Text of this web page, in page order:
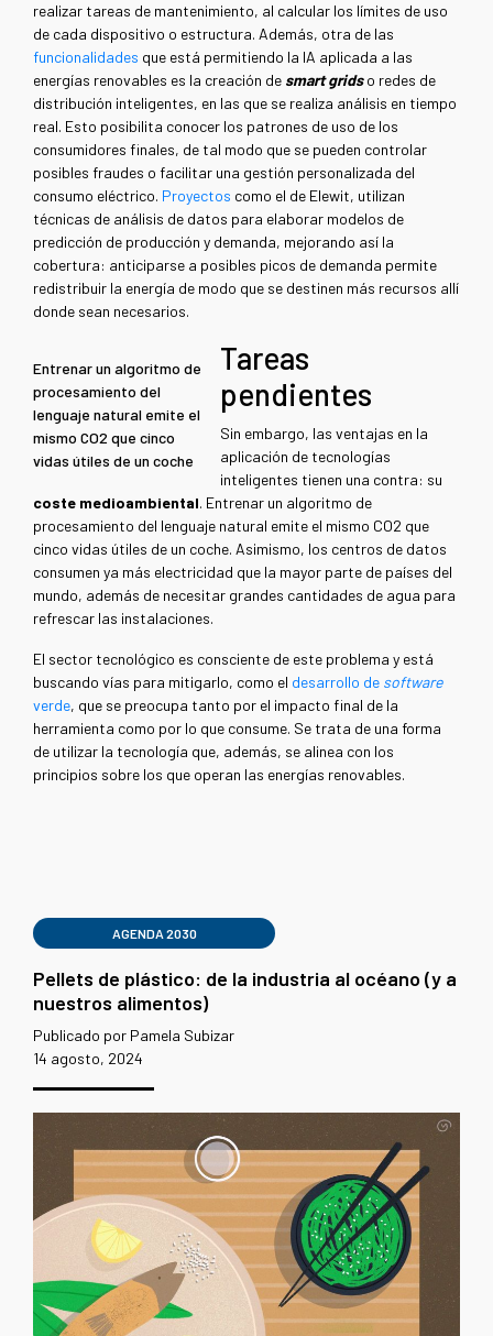
realizar tareas de mantenimiento, al calcular los límites de uso
de cada dispositivo o estructura. Además, otra de las
funcionalidades que está permitiendo la IA aplicada a las
energías renovables es la creación de smart gridso redes de
distribución inteligentes, en las que se realiza análisis en tiempo
real. Esto posibilita conocer los patrones de uso de los
consumidores finales, de tal modo que se pueden controlar
posibles fraudes o facilitar una gestión personalizada del
consumo eléctrico. Proyectos como el de Elewit, utilizan
técnicas de análisis de datos para elaborar modelos de
predicción de producción y demanda, mejorando así la
cobertura: anticiparse a posibles picos de demanda permite
redistribuir la energía de modo que se destinen más recursos allí
donde sean necesarios.
Entrenar un algoritmo de
procesamiento del
lenguaje natural emite el
mismo CO2 que cinco
vidas útiles de un coche
Tareas
pendientes
Sin embargo, las ventajas en la
aplicación de tecnologías
inteligentes tienen una contra: su
coste medioambiental. Entrenar un algoritmo de
procesamiento del lenguaje natural emite el mismo CO2 que
cinco vidas útiles de un coche. Asimismo, los centros de datos
consumen ya más electricidad que la mayor parte de países del
mundo, además de necesitar grandes cantidades de agua para
refrescar las instalaciones.
El sector tecnológico es consciente de este problema y está
buscando vías para mitigarlo, como el desarrollo de software
verde, que se preocupa tanto por el impacto final de la
herramienta como por lo que consume. Se trata de una forma
de utilizar la tecnología que, además, se alinea con los
principios sobre los que operan las energías renovables.
AGENDA 2030
Pellets de plástico: de la industria al océano (y a
nuestros alimentos)
Publicado por Pamela Subizar
14 agosto, 2024